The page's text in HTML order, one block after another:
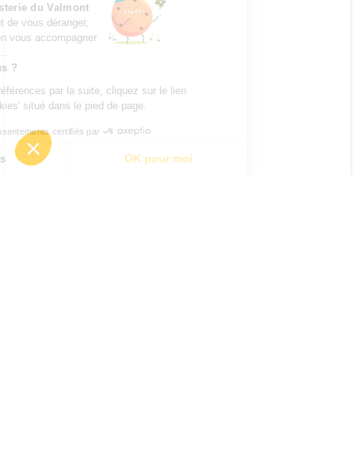
du site de l'Herboristerie du Valmont
vous intéresse avant de vous déranger,
mais on aimerait bien vous accompagner
C'est OK pour vous ?
Pour modifier vos préférences par la suite, cliquez sur le lien
'Préférences de cookies' situé dans le pied de page.
Consentements certifiés par